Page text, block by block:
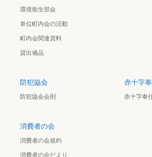
環境衛生部会
単位町内会の活動
町内会関連資料
貸出備品
防犯協会
防犯協会会則
赤十字
赤十字奉
消費者の会
消費者の会規約
消費者の会だより